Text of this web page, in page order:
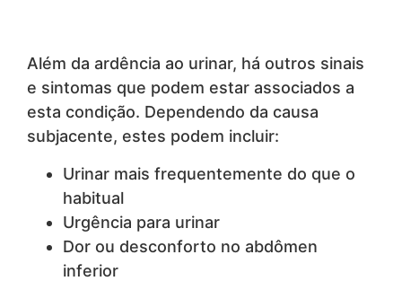
Além da ardência ao urinar, há outros sinais
e sintomas que podem estar associados a
esta condição. Dependendo da causa
subjacente, estes podem incluir:
Urinar mais frequentemente do que o
habitual
Urgência para urinar
Dor ou desconforto no abdômen
inferior